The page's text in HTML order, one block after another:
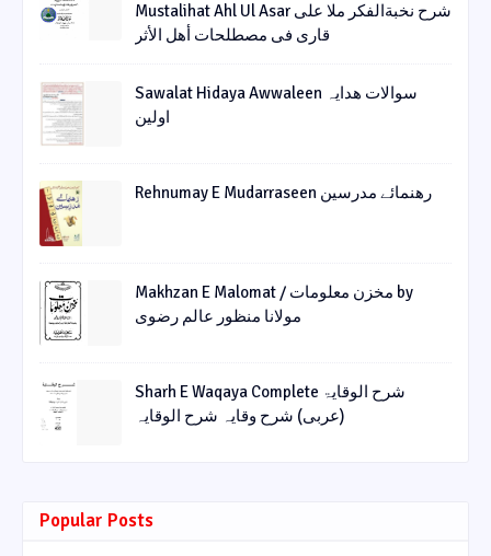
Mustalihat Ahl Ul Asar شرح نخبةالفکر ملا علی
قاری فی مصطلحات أھل الأثر
Sawalat Hidaya Awwaleen سوالات ھدایہ
اولین
Rehnumay E Mudarraseen رهنمائے مدرسین
Makhzan E Malomat / مخزن معلومات by
مولانا منظور عالم رضوی
Sharh E Waqaya Complete شرح الوقایۃ
(عربی) شرح وقایہ شرح الوقایہ
Popular Posts